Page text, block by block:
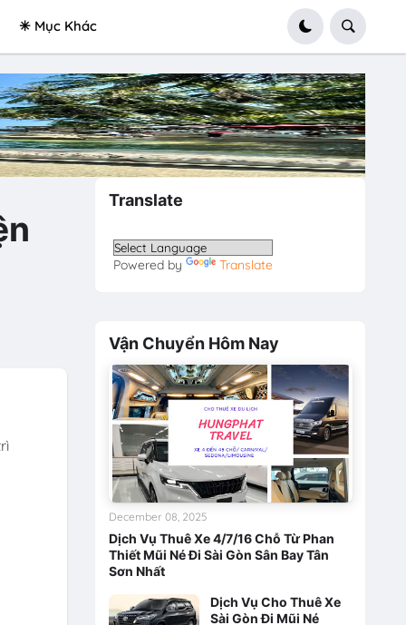
✳ Mục Khác
Translate
Powered by Translate
Vận Chuyển Hôm Nay
Dịch Vụ Thuê Xe 4/7/16 Chỗ Từ Phan
Thiết Mũi Né Đi Sài Gòn Sân Bay Tân
Sơn Nhất
December 08, 2025
Dịch Vụ Cho Thuê Xe
Sài Gòn Đi Mũi Né